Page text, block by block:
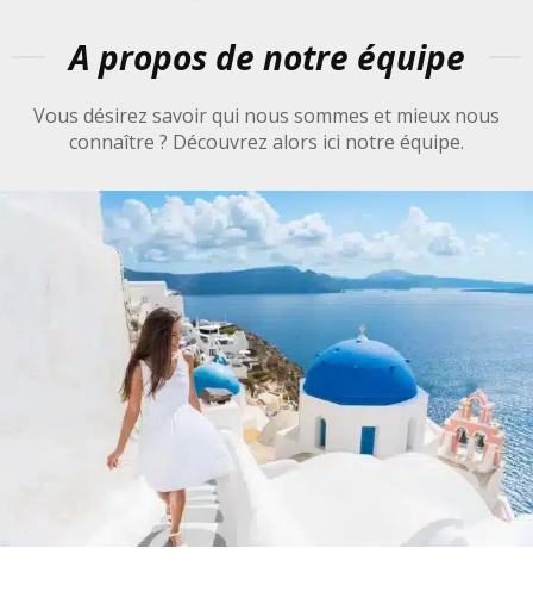
A propos de notre équipe
Vous désirez savoir qui nous sommes et mieux nous
connaître ? Découvrez alors ici notre équipe.